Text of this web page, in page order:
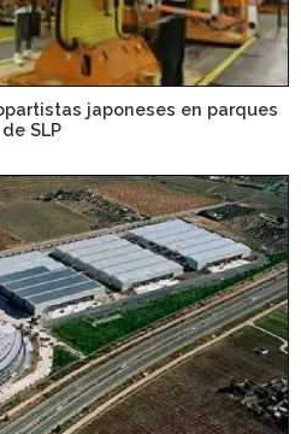
japoneses en parques
de SLP